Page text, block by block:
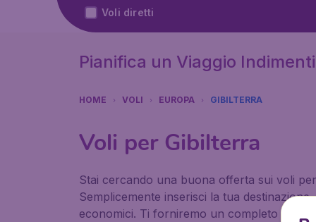
Voli diretti
Pianifica un Viaggio
HOME VOLI EUROPA GIBILTERRA
Voli per Gibilterra
Stai cercando una buona offerta sui voli
Semplicemente inserisci la tua
economici. Ti forniremo un completo